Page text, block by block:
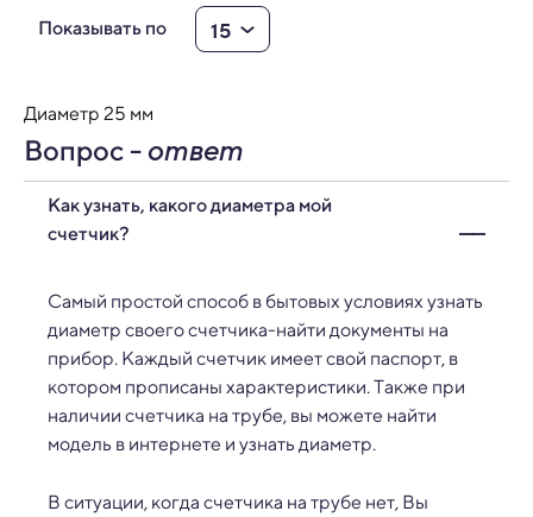
Показывать по 15
Диаметр 25 мм
Вопрос -ответ
Как узнать, какого диаметра мой
счетчик?
Самый простой способ в бытовых условиях узнать
диаметр своего счетчика-найти документы на
прибор. Каждый счетчик имеет свой паспорт, в
котором прописаны характеристики. Также при
наличии счетчика на трубе, вы можете найти
модель в интернете и узнать диаметр.
В ситуации, когда счетчика на трубе нет, Вы